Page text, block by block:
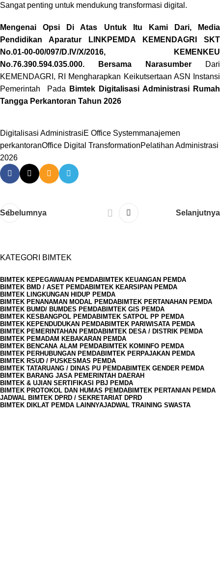
Sangat penting untuk mendukung transformasi digital.
Mengenai Opsi Di Atas Untuk Itu Kami Dari, Media
Pendidikan Aparatur LINKPEMDA KEMENDAGRI SKT
No.01-00-00/097/D.IV/X/2016, KEMENKEU
No.76.390.594.035.000. Bersama Narasumber Dari
KEMENDAGRI, RI Mengharapkan Keikutsertaan ASN Instansi
Pemerintah Pada
Bimtek Digitalisasi Administrasi Rumah
Tangga Perkantoran Tahun 2026
Digitalisasi AdministrasiE Office Systemmanajemen
perkantoranOffice Digital TransformationPelatihan Administrasi
2026
Sebelumnya Selanjutnya
KATEGORI BIMTEK
BIMTEK KEPEGAWAIAN PEMDABIMTEK KEUANGAN PEMDA
BIMTEK BMD / ASET PEMDABIMTEK KEARSIPAN PEMDA
BIMTEK LINGKUNGAN HIDUP PEMDA
BIMTEK PENANAMAN MODAL PEMDABIMTEK PERTANAHAN PEMDA
BIMTEK BUMD/ BUMDES PEMDABIMTEK GIS PEMDA
BIMTEK KESBANGPOL PEMDABIMTEK SATPOL PP PEMDA
BIMTEK KEPENDUDUKAN PEMDABIMTEK PARIWISATA PEMDA
BIMTEK PEMERINTAHAN PEMDABIMTEK DESA / DISTRIK PEMDA
BIMTEK PEMADAM KEBAKARAN PEMDA
BIMTEK BENCANA ALAM PEMDABIMTEK KOMINFO PEMDA
BIMTEK PERHUBUNGAN PEMDABIMTEK PERPAJAKAN PEMDA
BIMTEK RSUD / PUSKESMAS PEMDA
BIMTEK TATARUANG / DINAS PU PEMDABIMTEK GENDER PEMDA
BIMTEK BARANG JASA PEMERINTAH DAERAH
BIMTEK & UJIAN SERTIFIKASI PBJ PEMDA
BIMTEK PROTOKOL DAN HUMAS PEMDABIMTEK PERTANIAN PEMDA
JADWAL BIMTEK DPRD / SEKRETARIAT DPRD
BIMTEK DIKLAT PEMDA LAINNYAJADWAL TRAINING SWASTA